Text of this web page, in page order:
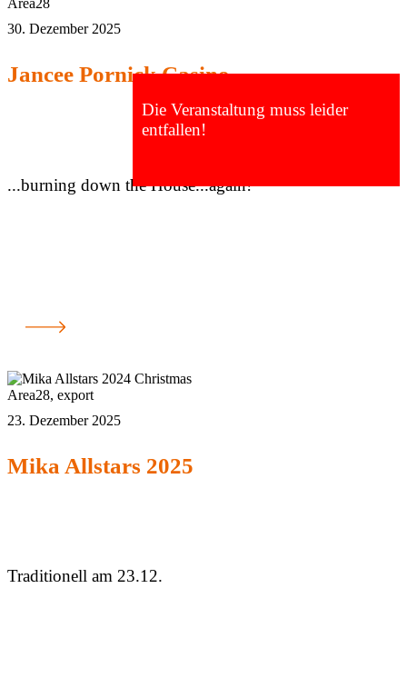
Area28
30. Dezember 2025
Jancee Pornick Casino
...burning down the House...again!
Die Veranstaltung muss leider
entfallen!
Area28, export
23. Dezember 2025
Mika Allstars 2025
Traditionell am 23.12.